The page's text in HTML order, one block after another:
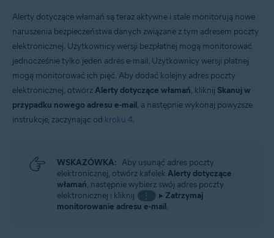
Alerty dotyczące włamań są teraz aktywne i stale monitorują nowe
naruszenia bezpieczeństwa danych związane z tym adresem poczty
elektronicznej. Użytkownicy wersji bezpłatnej mogą monitorować
jednocześnie tylko jeden adres e-mail. Użytkownicy wersji płatnej
mogą monitorować ich pięć. Aby dodać kolejny adres poczty
elektronicznej, otwórzAlerty dotyczące włamań, kliknij Skanuj w
przypadku nowego adresu e-mail, a następnie wykonaj powyższe
instrukcje, zaczynając od kroku 4.
WSKAZÓWKA: Aby usunąć adres poczty
elektronicznej, otwórz kafelek Alerty dotyczące
włamań, następnie wybierz swój adres poczty
elektronicznej i kliknij
⋮ ▸ Zatrzymaj
monitorowanie adresu e-mail.